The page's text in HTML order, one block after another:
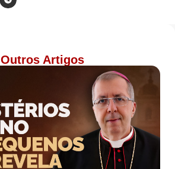
Outros Artigos